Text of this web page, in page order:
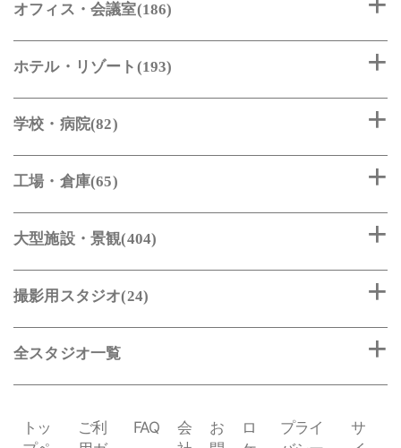
オフィス・会議室(186)
ホテル・リゾート(193)
学校・病院(82)
工場・倉庫(65)
大型施設・景観(404)
撮影用スタジオ(24)
全スタジオ一覧
トッ
ご利
FAQ
会
お
ロ
プライ
サ